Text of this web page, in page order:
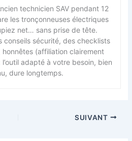
technicien SAV pendant 12
les tronçonneuses électriques
net… sans prise de tête.
conseils sécurité, des checklists
(affiliation clairement
adapté à votre besoin, bien
dure longtemps.
SUIVANT